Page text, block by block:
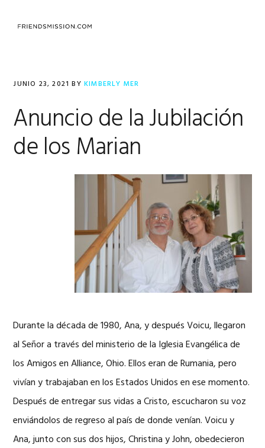
JUNIO 23, 2021 BYKIMBERLY MER
Anuncio de la Jubilación
de los Marian
Durante la década de 1980, Ana, y después Voicu, llegaron
al Señor a través del ministerio de la Iglesia Evangélica de
los Amigos en Alliance, Ohio. Ellos eran de Rumania, pero
vivían y trabajaban en los Estados Unidos en ese momento.
Después de entregar sus vidas a Cristo, escucharon su voz
enviándolos de regreso al país de donde venían. Voicu y
Ana, junto con sus dos hijos, Christina y John, obedecieron